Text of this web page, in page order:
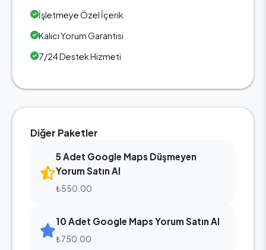
İşletmeye Özel İçerik
Kalıcı Yorum Garantisi
7/24 Destek Hizmeti
Diğer Paketler
5 Adet Google Maps Düşmeyen
Yorum Satın Al
₺550.00
10 Adet Google Maps Yorum Satın Al
₺750.00